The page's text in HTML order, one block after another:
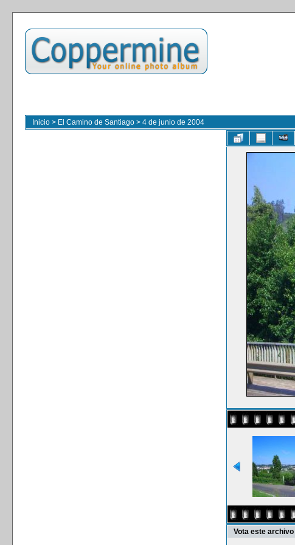
Inicio > El Camino de Santiago > 4 de junio de 2004
Vota este archivo